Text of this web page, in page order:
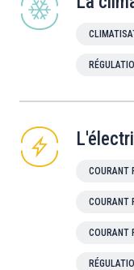
COURANT
COURANT
COURANT